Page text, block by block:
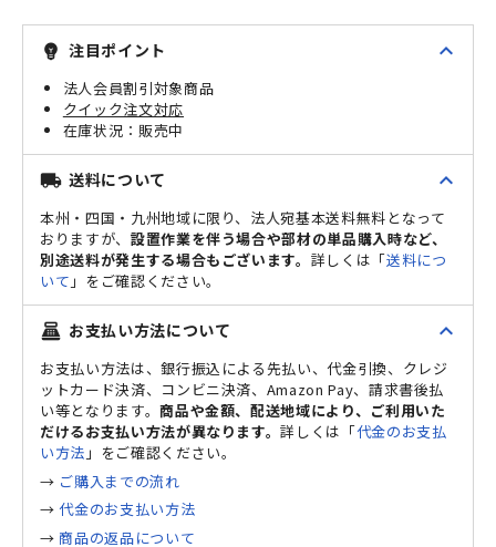
emoji_objects 注目ポイント expand_less
法人会員割引対象商品
クイック注文対応
販売中
local_shipping 送料について expand_less
本州・四国・九州地域に限り、法人宛基本送料無料となって
おりますが、 設置作業を伴う場合や部材の単品購入時など、
別途送料が発生する場合もございます。 詳しくは「送料につ
いて 」をご確認ください。
point_of_sale お支払い方法について expand_less
お支払い方法は、銀行振込による先払い、代金引換、クレジ
ットカード決済、コンビニ決済、Amazon Pay、請求書後払
い等となります。商品や金額、配送地域により、ご利用いた
だけるお支払い方法が異なります。詳しくは「代金のお支払
い方法 」をご確認ください。
→ ご購入までの流れ
→代金のお支払い方法
→ 商品の返品について